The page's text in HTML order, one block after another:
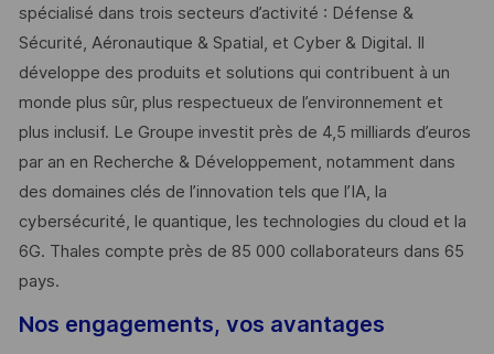
spécialisé dans trois secteurs d’activité : Défense &
Sécurité, Aéronautique & Spatial, et Cyber & Digital. Il
développe des produits et solutions qui contribuent à un
monde plus sûr, plus respectueux de l’environnement et
plus inclusif. Le Groupe investit près de 4,5 milliards d’euros
par an en Recherche & Développement, notamment dans
des domaines clés de l’innovation tels que l’IA, la
cybersécurité, le quantique, les technologies du cloud et la
6G. Thales compte près de 85 000 collaborateurs dans 65
pays. ​
Nos engagements, vos avantages